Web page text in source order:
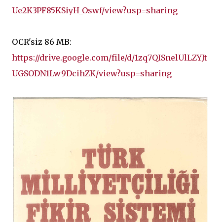
Ue2K3PF85KSiyH_Oswf/view?usp=sharing
OCR'siz 86 MB:
https://drive.google.com/file/d/1zq7QISnelUlLZYJt
UGSODN1Lw9DcihZK/view?usp=sharing